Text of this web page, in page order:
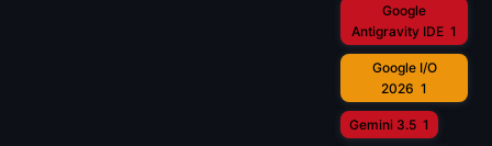
Google
Antigravity IDE 1
Google I/O
2026 1
Gemini 3.5 1